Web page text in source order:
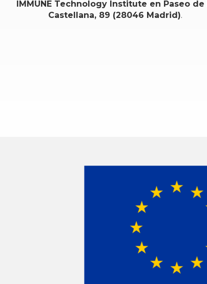
IMMUNE Technology Institute en Paseo de
Castellana, 89 (28046 Madrid).